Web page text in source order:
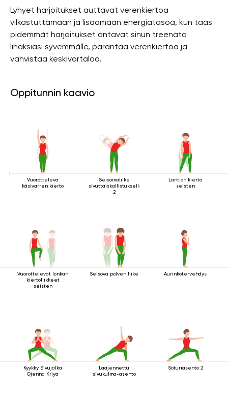
Lyhyet harjoitukset auttavat verenkiertoa
vilkastuttamaan ja lisäämään energiatasoa, kun taas
pidemmät harjoitukset antavat sinun treenata
lihaksiasi syvemmälle, parantaa verenkiertoa ja
vahvistaa keskivartaloa.
Oppitunnin kaavio
Vuorotteleva
käsivarren kierto
Seisomaliike
sivuttaiskallistuksella
2
Lantion kierto
seisten
Vuorottelevat lonkan
kiertoliikkeet
seisten
Seisova polven liike Aurinkotervehdys
Kyykky Sivujalka
Ojenna Kriya
Laajennettu
sivukulma-asento
Soturiasento 2